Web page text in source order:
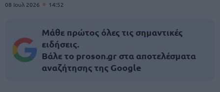
08 Ιουλ 2026 14:52
Μάθε πρώτος όλες τις σημαντικές
ειδήσεις.
Βάλε το proson.gr στα αποτελέσματα
αναζήτησης της Google